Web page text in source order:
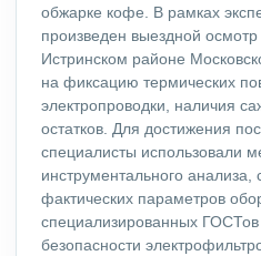
обжарке кофе. В рамках
произведен выездной
Истринском районе
на фиксацию термических
электропроводки, наличия
остатков. Для достижения
специалисты использовали
инструментального анализа,
фактических параметров
специализированных
безопасности